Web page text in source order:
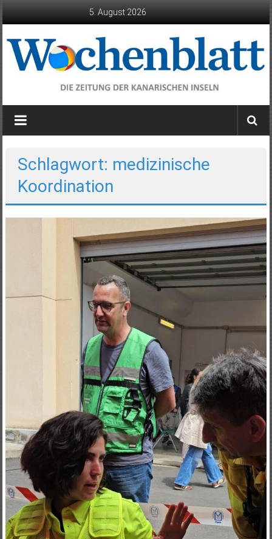
5. August 2026
Wochenblatt
die
Kanarischen
Inseln
Schlagwort: medizinische
Koordination